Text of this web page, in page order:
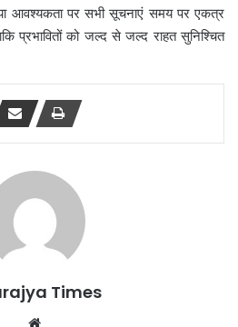
या आवश्यकता पर सभी सूचनाएं समय पर एकत्र
प्रभावितों को जल्द से जल्द राहत सुनिश्चित
Times